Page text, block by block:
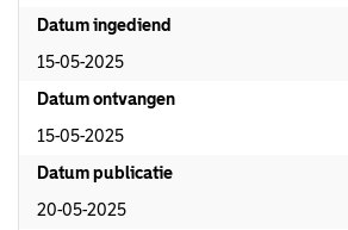
Datum ingediend
15-05-2025
Datum ontvangen
15-05-2025
Datum publicatie
20-05-2025